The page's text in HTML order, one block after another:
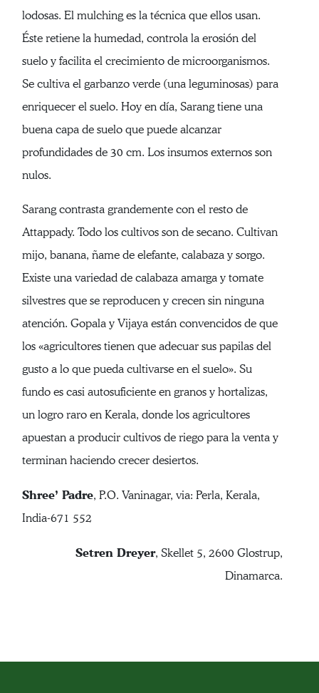
lodosas. El mulching es la técnica que ellos usan.
Éste retiene la humedad, controla la erosión del
suelo y facilita el crecimiento de microorganismos.
Se cultiva el garbanzo verde (una leguminosas) para
enriquecer el suelo. Hoy en día, Sarang tiene una
buena capa de suelo que puede alcanzar
profundidades de 30 cm. Los insumos externos son
nulos.
Sarang contrasta grandemente con el resto de
Attappady. Todo los cultivos son de secano. Cultivan
mijo, banana, ñame de elefante, calabaza y sorgo.
Existe una variedad de calabaza amarga y tomate
silvestres que se reproducen y crecen sin ninguna
atención. Gopala y Vijaya están convencidos de que
los «agricultores tienen que adecuar sus papilas del
gusto a lo que pueda cultivarse en el suelo». Su
fundo es casi autosuficiente en granos y hortalizas,
un logro raro en Kerala, donde los agricultores
apuestan a producir cultivos de riego para la venta y
terminan haciendo crecer desiertos.
Shree’ Padre, P.O. Vaninagar, via: Perla, Kerala,
India-671 552
Setren Dreyer, Skellet 5, 2600 Glostrup,
Dinamarca.